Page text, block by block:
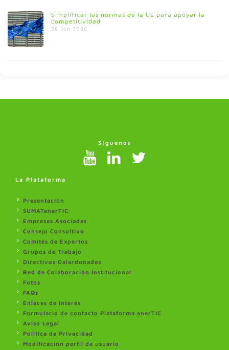
Simplificar las normas de la UE para apoyar la
competitividad
26 Jun 2026
Síguenos
La Plataforma
Presentación
SUMATenerTIC
Empresas Asociadas
Consejo Consultivo
Comités de Expertos
Grupos de Trabajo
Directivos Galardonados
Red de Colaboración Institucional
Fotos
FAQs
Enlaces de Interés
Formulario de contacto Plataforma enerTIC
Aviso Legal
Politica de Privacidad
Modificación perfil de usuario